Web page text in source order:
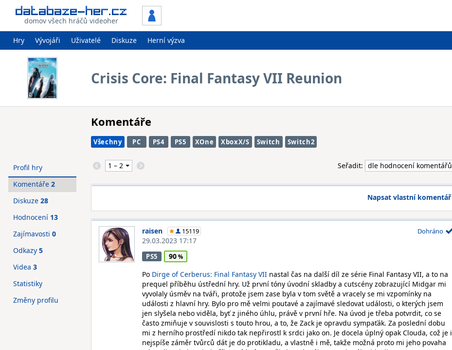
domov všech hráčů videoher
Hry Vývojáři Uživatelé Diskuze Herní výzva
Crisis Core: Final Fantasy VII Reunion
Komentáře
Všechny PC PS4 PS5 XOne XboxX/S Switch Switch2
Seřadit:
Napsat vlastní komentář
raisen 15119
29.03.2023 17:17
Dohráno
PS5
90
Po Dirge of Cerberus: Final Fantasy VII nastal čas na další díl ze série Final Fantasy VII, a to na
prequel příběhu ústřední hry. Už první tóny úvodní skladby a cutscény zobrazující Midgar mi
vyvolaly úsměv na tváři, protože jsem zase byla v tom světě a vracely se mi vzpomínky na
události z hlavní hry. Bylo pro mě velmi poutavé a zajímavé sledovat události, o kterých jsem
jen slyšela nebo viděla, byť z jiného úhlu, právě v první hře. Na úvod je třeba potvrdit, co se
často zmiňuje v souvislosti s touto hrou, a to, že Zack je opravdu sympaťák. Za poslední dobu
mi z herního prostředí nikdo tak nepřirostl k srdci jako on. Je docela úplný opak Clouda, což je i
nejspíše záměr tvůrců dát je do protikladu, a vlastně i mě, takže možná proto mi jeho povaha
Profil hry
Komentáře 2
Diskuze 28
Hodnocení 13
Zajímavosti 0
Odkazy 5
Videa 3
Statistiky
Změny profilu